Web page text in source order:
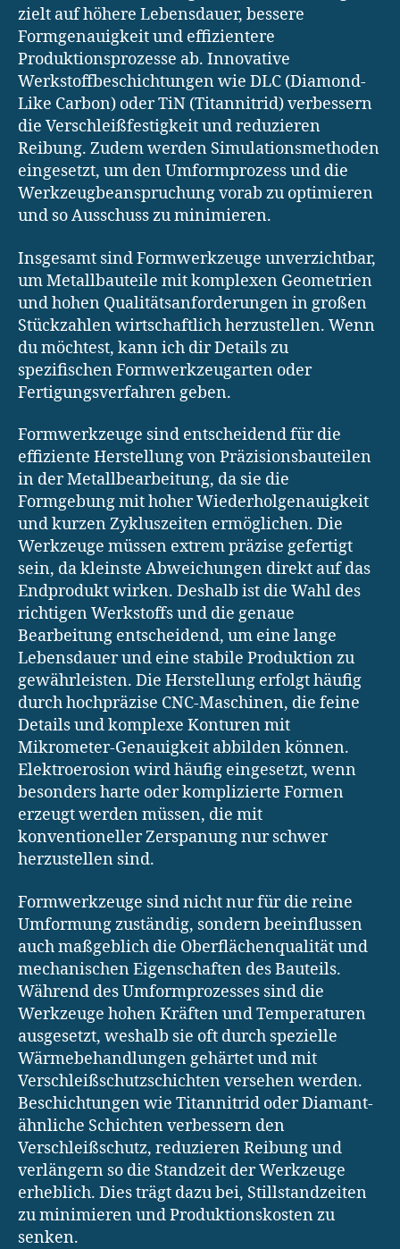
zielt auf höhere Lebensdauer, bessere
Formgenauigkeit und effizientere
Produktionsprozesse ab. Innovative
Werkstoffbeschichtungen wie DLC (Diamond-
Like Carbon) oder TiN (Titannitrid) verbessern
die Verschleißfestigkeit und reduzieren
Reibung. Zudem werden Simulationsmethoden
eingesetzt, um den Umformprozess und die
Werkzeugbeanspruchung vorab zu optimieren
und so Ausschuss zu minimieren.
Insgesamt sind Formwerkzeuge unverzichtbar,
um Metallbauteile mit komplexen Geometrien
und hohen Qualitätsanforderungen in großen
Stückzahlen wirtschaftlich herzustellen. Wenn
du möchtest, kann ich dir Details zu
spezifischen Formwerkzeugarten oder
Fertigungsverfahren geben.
Formwerkzeuge sind entscheidend für die
effiziente Herstellung von Präzisionsbauteilen
in der Metallbearbeitung, da sie die
Formgebung mit hoher Wiederholgenauigkeit
und kurzen Zykluszeiten ermöglichen. Die
Werkzeuge müssen extrem präzise gefertigt
sein, da kleinste Abweichungen direkt auf das
Endprodukt wirken. Deshalb ist die Wahl des
richtigen Werkstoffs und die genaue
Bearbeitung entscheidend, um eine lange
Lebensdauer und eine stabile Produktion zu
gewährleisten. Die Herstellung erfolgt häufig
durch hochpräzise CNC-Maschinen, die feine
Details und komplexe Konturen mit
Mikrometer-Genauigkeit abbilden können.
Elektroerosion wird häufig eingesetzt, wenn
besonders harte oder komplizierte Formen
erzeugt werden müssen, die mit
konventioneller Zerspanung nur schwer
herzustellen sind.
Formwerkzeuge sind nicht nur für die reine
Umformung zuständig, sondern beeinflussen
auch maßgeblich die Oberflächenqualität und
mechanischen Eigenschaften des Bauteils.
Während des Umformprozesses sind die
Werkzeuge hohen Kräften und Temperaturen
ausgesetzt, weshalb sie oft durch spezielle
Wärmebehandlungen gehärtet und mit
Verschleißschutzschichten versehen werden.
Beschichtungen wie Titannitrid oder Diamant-
ähnliche Schichten verbessern den
Verschleißschutz, reduzieren Reibung und
verlängern so die Standzeit der Werkzeuge
erheblich. Dies trägt dazu bei, Stillstandzeiten
zu minimieren und Produktionskosten zu
senken.